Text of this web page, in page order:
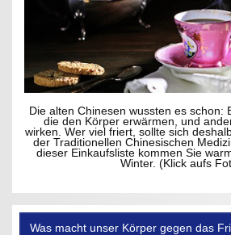
Die alten Chinesen wussten es schon:
die den Körper erwärmen, und
wirken. Wer viel friert, sollte sich
der Traditionellen Chinesischen
dieser Einkaufsliste kommen Sie
Winter. (Klick aufs
Was macht unser Körper gegen das